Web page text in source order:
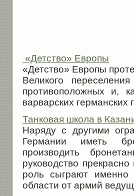
«Детство» Европы
«Детство» Европы
Великого
противоположных и,
варвар­ских
Танковая школа в
Наряду с другими
Германии иметь
производить
руководство
роль сыграют именно
области от армий